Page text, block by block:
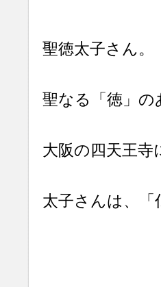
聖徳太子さん。
聖なる「徳」の
大阪の四天王
太子さんは、「